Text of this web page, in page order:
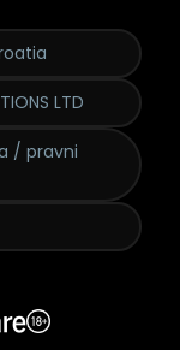
LTD
/ pravni